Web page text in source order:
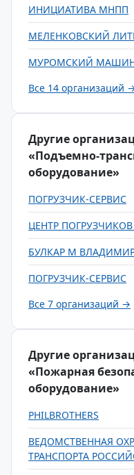
ИНИЦИАТИВА МНПП
МЕЛЕНКОВСКИЙ
МУРОМСКИЙ
Все 14 организаций
Другие
«Подъемно-
оборудование»
ПОГРУЗЧИК-СЕРВИС
ЦЕНТР
БУЛКАР М
ПОГРУЗЧИК-СЕРВИС
Все 7 организаций →
Другие
«Пожарная
оборудование»
PHILBROTHERS
ВЕДОМСТВЕННАЯ
ТРАНСПОРТА